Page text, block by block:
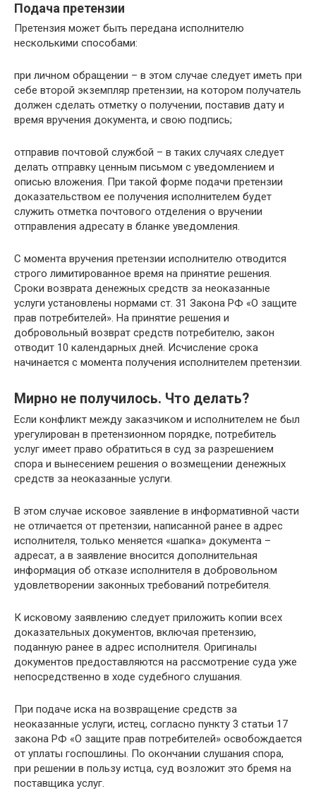
Подача претензии
Претензия может быть передана исполнителю
несколькими способами:
при личном обращении – в этом случае следует иметь при
себе второй экземпляр претензии, на котором получатель
должен сделать отметку о получении, поставив дату и
время вручения документа, и свою подпись;
отправив почтовой службой – в таких случаях следует
делать отправку ценным письмом с уведомлением и
описью вложения. При такой форме подачи претензии
доказательством ее получения исполнителем будет
служить отметка почтового отделения о вручении
отправления адресату в бланке уведомления.
С момента вручения претензии исполнителю отводится
строго лимитированное время на принятие решения.
Сроки возврата денежных средств за неоказанные
услуги установлены нормами ст. 31 Закона РФ «О защите
прав потребителей». На принятие решения и
добровольный возврат средств потребителю, закон
отводит 10 календарных дней. Исчисление срока
начинается с момента получения исполнителем претензии.
Мирно не получилось. Что делать?
Если конфликт между заказчиком и исполнителем не был
урегулирован в претензионном порядке, потребитель
услуг имеет право обратиться в суд за разрешением
спора и вынесением решения о возмещении денежных
средств за неоказанные услуги.
В этом случае исковое заявление в информативной части
не отличается от претензии, написанной ранее в адрес
исполнителя, только меняется «шапка» документа –
адресат, а в заявление вносится дополнительная
информация об отказе исполнителя в добровольном
удовлетворении законных требований потребителя.
К исковому заявлению следует приложить копии всех
доказательных документов, включая претензию,
поданную ранее в адрес исполнителя. Оригиналы
документов предоставляются на рассмотрение суда уже
непосредственно в ходе судебного слушания.
При подаче иска на возвращение средств за
неоказанные услуги, истец, согласно пункту 3 статьи 17
закона РФ «О защите прав потребителей» освобождается
от уплаты госпошлины. По окончании слушания спора,
при решении в пользу истца, суд возложит это бремя на
поставщика услуг.